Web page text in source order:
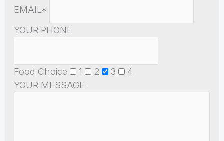
EMAIL*
YOUR PHONE
Food Choice 1 2 3
4
YOUR MESSAGE